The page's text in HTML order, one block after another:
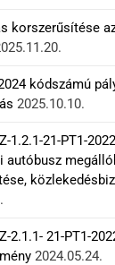
korszerűsítése
kódszámú
2025.10.10.
1.2.1-21-PT1-
autóbusz
2.1.1- 21-PT1-
2024.05.24.